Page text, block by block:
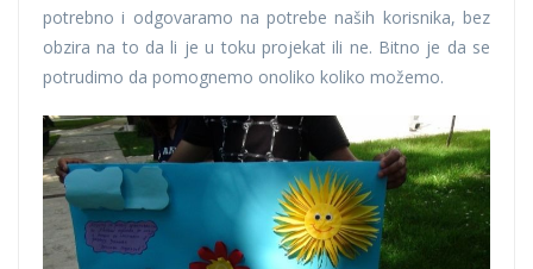
potrebno i odgovaramo na potrebe naših korisnika, bez
obzira na to da li je u toku projekat ili ne. Bitno je da se
potrudimo da pomognemo onoliko koliko možemo.